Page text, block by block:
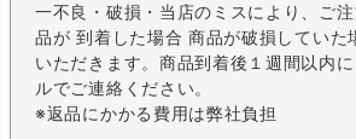
一不良・破損・当店のミスにより、ご
品が 到着した場合 商品が破損していた
いただきます。商品到着後１週間以内
ルでご連絡ください。
※返品にかかる費用は弊社負担